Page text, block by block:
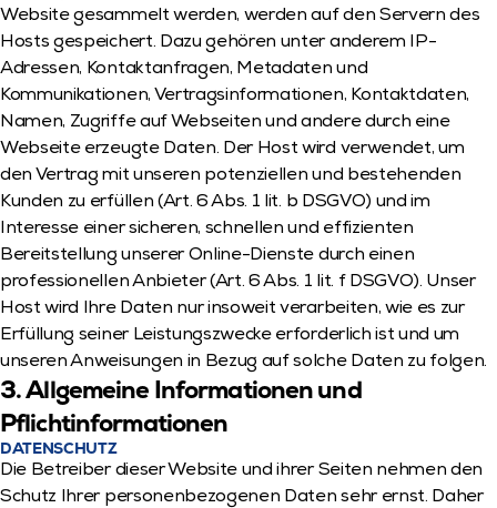
Website gesammelt werden, werden auf den Servern des
Hosts gespeichert. Dazu gehören unter anderem IP-
Adressen, Kontaktanfragen, Metadaten und
Kommunikationen, Vertragsinformationen, Kontaktdaten,
Namen, Zugriffe auf Webseiten und andere durch eine
Webseite erzeugte Daten. Der Host wird verwendet, um
den Vertrag mit unseren potenziellen und bestehenden
Kunden zu erfüllen (Art. 6 Abs. 1 lit. b DSGVO) und im
Interesse einer sicheren, schnellen und effizienten
Bereitstellung unserer Online-Dienste durch einen
professionellen Anbieter (Art. 6 Abs. 1 lit. f DSGVO). Unser
Host wird Ihre Daten nur insoweit verarbeiten, wie es zur
Erfüllung seiner Leistungszwecke erforderlich ist und um
unseren Anweisungen in Bezug auf solche Daten zu folgen.
3. Allgemeine Informationen und
Pflichtinformationen
DATENSCHUTZ
Die Betreiber dieser Website und ihrer Seiten nehmen den
Schutz Ihrer personenbezogenen Daten sehr ernst. Daher